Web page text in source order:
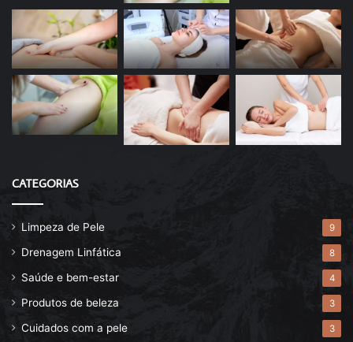
CATEGORIAS
Limpeza de Pele 9
Drenagem Linfática 8
Saúde e bem-estar 4
Produtos de beleza 3
Cuidados com a pele 3